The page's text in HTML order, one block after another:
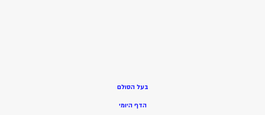
בעל הסולם
הדף היומי